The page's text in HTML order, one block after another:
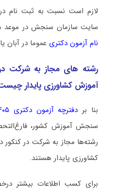
لازم است نسبت به ثبت نام
سایت سازمان سنجش در موعد
نام آزمون دکتری عموما در آبان
رشته­ های مجاز به شرکت
آﻣﻮزش ﻛﺸﺎورزی ﭘﺎﻳﺪار
بنا بر دفترچه آزمون دکتری ۱۴۰۵
سنجش آموزش کشور،
رشته‌ها مجاز به شرکت در
ﻛﺸﺎورزی ﭘﺎﻳﺪار هستند.
برای کسب اطلاعات بیشتر